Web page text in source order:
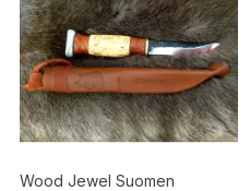
Wood Jewel Suomen